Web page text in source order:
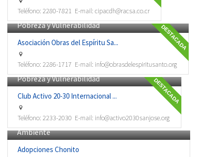
Teléfono: 2280-7821 E-mail: cipacdh@racsa.co.cr
DESTACADA
Pobreza y Vulnerabilidad
Asociación Obras del Espíritu Sa...
Teléfono: 2286-1717 E-mail: info@obrasdelespiritusanto.org
DESTACADA
Pobreza y Vulnerabilidad
Club Activo 20-30 Internacional ...
Teléfono: 2233-2030 E-mail: info@activo2030sanjose.org
Ambiente
Adopciones Chonito